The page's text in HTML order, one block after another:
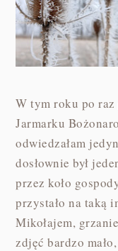
W tym roku po raz
Jarmarku
odwiedzałam
dosłownie był
przez koło
przystało na taką
Mikołajem,
zdjęć bardzo